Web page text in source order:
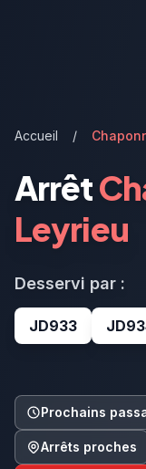
Accueil /
Arrêt
Leyrieu
Desservi par :
JD933
Prochains
Arrêts proches